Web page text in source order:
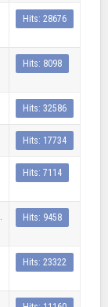
Hits: 28676
Hits: 8098
Hits: 32586
Hits: 17734
Hits: 7114
Hits: 9458
Hits: 23322